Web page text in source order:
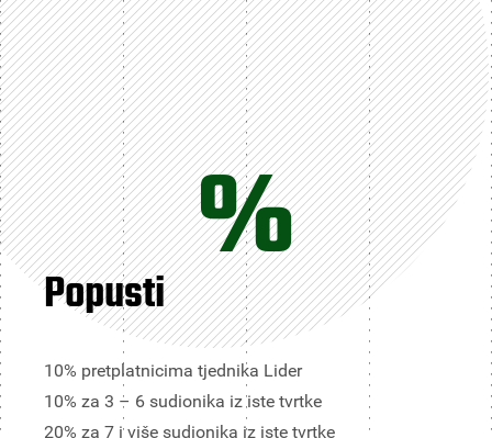
%
Popusti
10% pretplatnicima tjednika Lider
10% za 3 – 6 sudionika iz iste tvrtke
20% za 7 i više sudionika iz iste tvrtke